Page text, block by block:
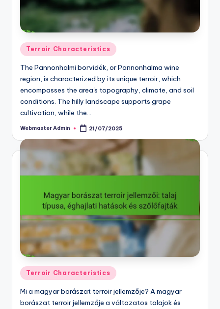
Posted
in
Terroir Characteristics
The Pannonhalmi borvidék, or Pannonhalma wine
region, is characterized by its unique terroir, which
encompasses the area's topography, climate, and soil
conditions. The hilly landscape supports grape
cultivation, while the…
Posted
Webmaster Admin 21/07/2025
Posted
in
Terroir Characteristics
Mi a magyar borászat terroir jellemzője? A magyar
borászat terroir jellemzője a változatos talajok és